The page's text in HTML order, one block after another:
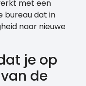
met een
bureau dat in
naar nieuwe
je op
de